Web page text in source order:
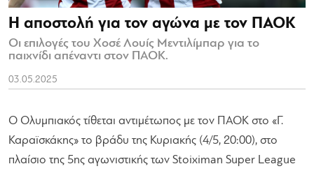
Η αποστολή για τον αγώνα με τον ΠΑΟΚ
Οι επιλογές του Χοσέ Λουίς Μεντιλίμπαρ για το
παιχνίδι απέναντι στον ΠΑΟΚ.
03.05.2025
Ο Ολυμπιακός τίθεται αντιμέτωπος με τον ΠΑΟΚ στο «Γ.
Καραϊσκάκης» το βράδυ της Κυριακής (4/5, 20:00), στο
πλαίσιο της 5ης αγωνιστικής των Stoiximan Super League